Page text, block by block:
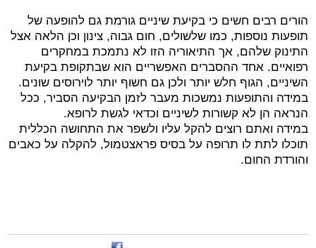
הורים רבים חשים כי בקיעת שיניים גורמת גם להופעה של
תופעות נוספות, כמו שלשולים, חום גבוה, צינון וכן הלאה אצל
התינוק שלהם, אך התיאוריה הזו לא נתמכת במחקרים
רפואיים. אחד ההסברים האפשריים הוא שבתקופת בקיעת
השיניים, הגוף חלש יותר ולכן גם חשוף יותר לוירוסים שונים.
במידה והתופעות נמשכות מעבר לזמן הבקיעה הסביר, ככל
הנראה הן לא קשורות לשיניים וכדאי לגשת לרופא.
במידה ואתם רוצים להקל עליו ולשפר את התחושה הכללית
תוכלו לתת לו תרופה על בסיס פראצטמול, להקלה על כאבים
והורדת החום.